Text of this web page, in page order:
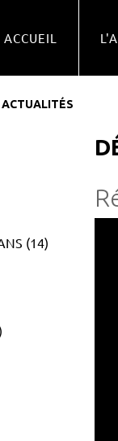
ACCUEIL
ACTUALITÉS
(14)